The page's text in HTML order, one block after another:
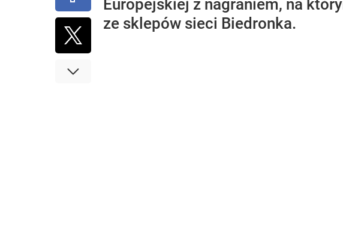
Europejskiej z nagraniem, na
ze sklepów sieci Biedronka.